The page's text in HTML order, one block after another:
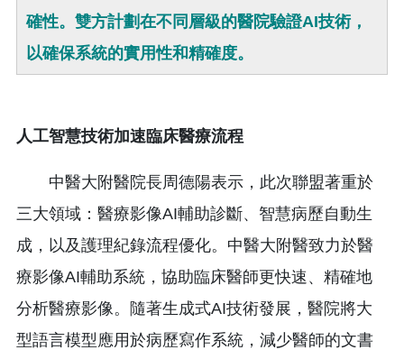
確性。雙方計劃在不同層級的醫院驗證AI技術，
以確保系統的實用性和精確度。
人工智慧技術加速臨床醫療流程
中醫大附醫院長周德陽表示，此次聯盟著重於
三大領域：醫療影像AI輔助診斷、智慧病歷自動生
成，以及護理紀錄流程優化。中醫大附醫致力於醫
療影像AI輔助系統，協助臨床醫師更快速、精確地
分析醫療影像。隨著生成式AI技術發展，醫院將大
型語言模型應用於病歷寫作系統，減少醫師的文書